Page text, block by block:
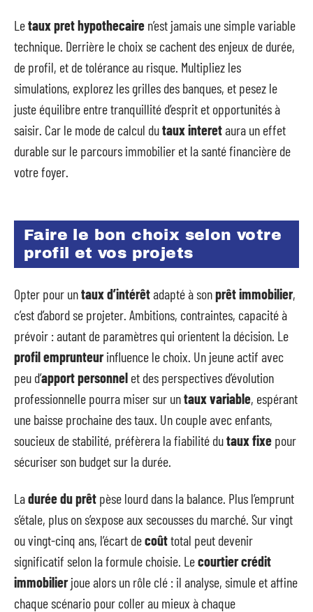
Letaux pret hypothecaire n’est jamais une simple variable
technique. Derrière le choix se cachent des enjeux de durée,
de profil, et de tolérance au risque. Multipliez les
simulations, explorez les grilles des banques, et pesez le
juste équilibre entre tranquillité d’esprit et opportunités à
saisir. Car le mode de calcul dutaux interetaura un effet
durable sur le parcours immobilier et la santé financière de
votre foyer.
Faire le bon choix selon votre
profil et vos projets
Opter pour untaux d’intérêtadapté à sonprêt immobilier,
c’est d’abord se projeter. Ambitions, contraintes, capacité à
prévoir : autant de paramètres qui orientent la décision. Le
profil emprunteurinfluence le choix. Un jeune actif avec
peu d’apport personnel et des perspectives d’évolution
professionnelle pourra miser sur untaux variable, espérant
une baisse prochaine des taux. Un couple avec enfants,
soucieux de stabilité, préfèrera la fiabilité dutaux fixe pour
sécuriser son budget sur la durée.
Ladurée du prêt pèse lourd dans la balance. Plus l’emprunt
s’étale, plus on s’expose aux secousses du marché. Sur vingt
ou vingt-cinq ans, l’écart decoûttotal peut devenir
significatif selon la formule choisie. Lecourtier crédit
immobilierjoue alors un rôle clé : il analyse, simule et affine
chaque scénario pour coller au mieux à chaque